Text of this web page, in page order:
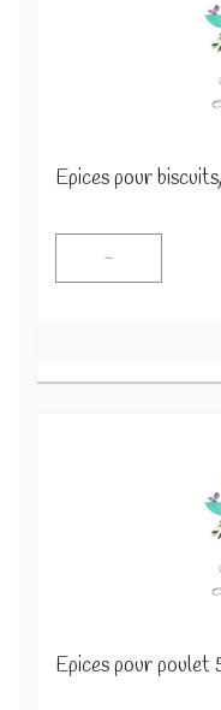
Epices pour
-
Epices pour poulet